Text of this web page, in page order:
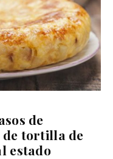
de
de tortilla de
estado